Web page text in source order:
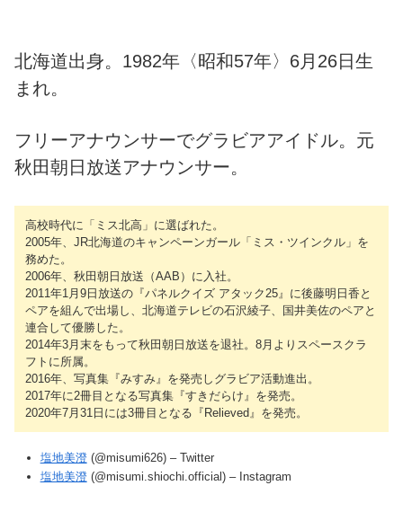
北海道出身。1982年〈昭和57年〉6月26日生
まれ。
フリーアナウンサーでグラビアアイドル。元
秋田朝日放送アナウンサー。
高校時代に「ミス北高」に選ばれた。
2005年、JR北海道のキャンペーンガール「ミス・ツインクル」を
務めた。
2006年、秋田朝日放送（AAB）に入社。
2011年1月9日放送の『パネルクイズ アタック25』に後藤明日香と
ペアを組んで出場し、北海道テレビの石沢綾子、国井美佐のペアと
連合して優勝した。
2014年3月末をもって秋田朝日放送を退社。8月よりスペースクラ
フトに所属。
2016年、写真集『みすみ』を発売しグラビア活動進出。
2017年に2冊目となる写真集『すきだらけ』を発売。
2020年7月31日には3冊目となる『Relieved』を発売。
塩地美澄(@misumi626) – Twitter
塩地美澄(@misumi.shiochi.official) – Instagram